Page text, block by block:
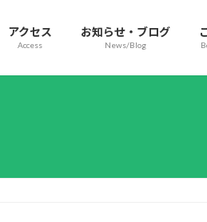
アクセス
Access
お知らせ・ブログ
News/Blog